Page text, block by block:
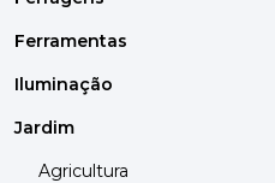
MOBILIÁRIO
PAVIMENTOS E REVESTIMENTOS
DYRUP
Ferramentas
Iluminação
Jardim
Agricultura